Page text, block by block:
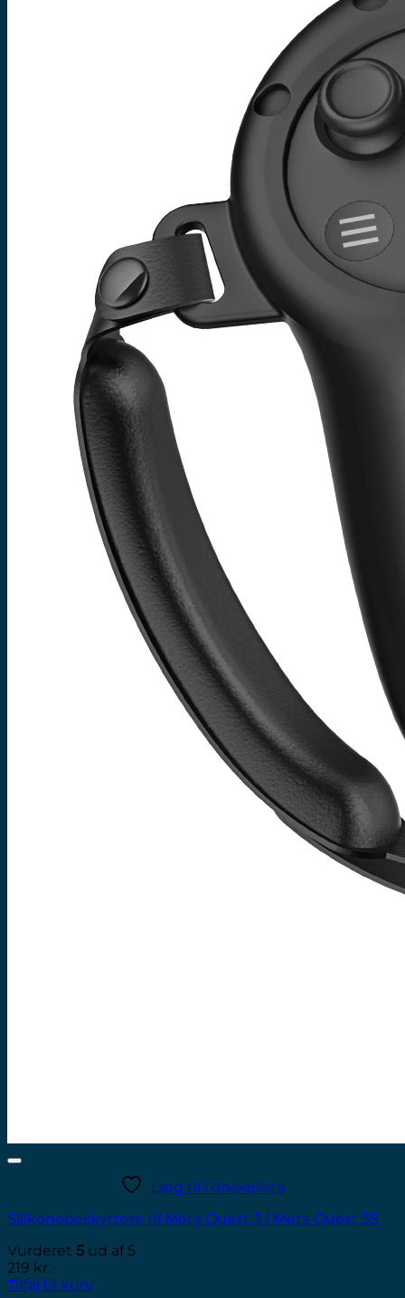
Læg til i önskelista
Silikonebeskyttere til Meta Quest 3 / Meta Quest 3S
Vurderet 5 ud af 5
219 kr.
Tilføj til kurv